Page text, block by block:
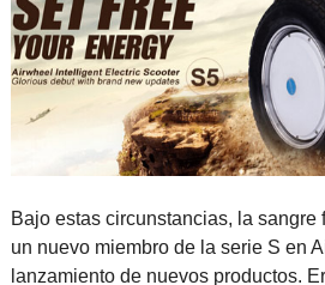
Bajo estas circunstancias, la sangre
un nuevo miembro de la serie S en
lanzamiento de nuevos productos.